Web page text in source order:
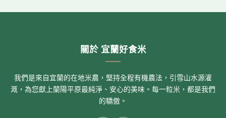
關於 宜蘭好食米
我們是來自宜蘭的在地米農，堅持全程有機農法，引雪山水源灌
溉，為您獻上蘭陽平原最純淨、安心的美味。每一粒米，都是我們
的驕傲。